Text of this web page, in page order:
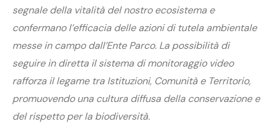
segnale della vitalità del nostro ecosistema e
confermano l’efficacia delle azioni di tutela ambientale
messe in campo dall’Ente Parco. La possibilità di
seguire in diretta il sistema di monitoraggio video
rafforza il legame tra Istituzioni, Comunità e Territorio,
promuovendo una cultura diffusa della conservazione e
del rispetto per la biodiversità.